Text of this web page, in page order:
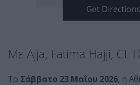
Με Ajja, Fatima Hajji,
Το Σάββατο 23 Μαΐου 2026, η